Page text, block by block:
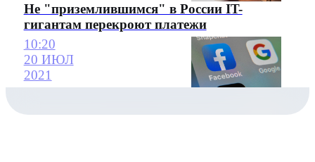
Не "приземлившимся" в России IT-
гигантам перекроют платежи
10:20
20 ИЮЛ
2021